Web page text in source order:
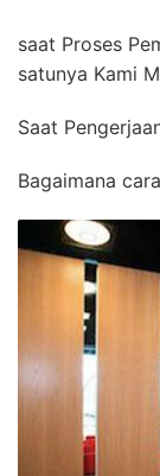
saat Proses
satunya Kami
Saat
Bagaimana